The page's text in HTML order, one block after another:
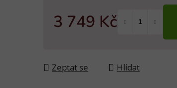
3 749 Kč
Zeptat se Hlídat